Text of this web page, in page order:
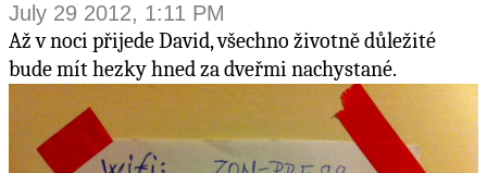
July 29 2012, 1:11 PM
Až v noci přijede David, všechno životně důležité
bude mít hezky hned za dveřmi nachystané.